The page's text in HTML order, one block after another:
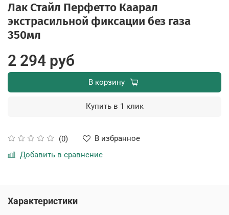
Лак Стайл Перфетто Каарал
экстрасильной фиксации без газа
350мл
(0)
В избранное
Добавить в сравнение
2 294 руб
В корзину
Купить в 1 клик
Характеристики